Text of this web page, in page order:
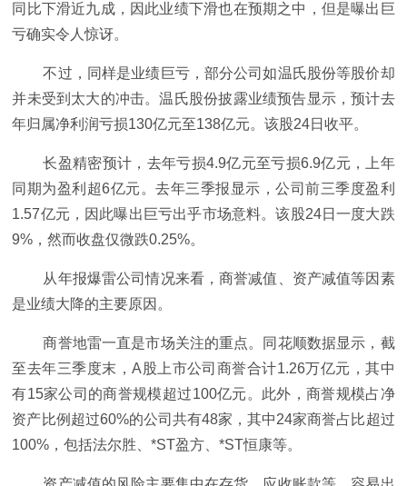
同比下滑近九成，因此业绩下滑也在预期之中，但是曝出巨
亏确实令人惊讶。
不过，同样是业绩巨亏，部分公司如温氏股份等股价却
并未受到太大的冲击。温氏股份披露业绩预告显示，预计去
年归属净利润亏损130亿元至138亿元。该股24日收平。
长盈精密预计，去年亏损4.9亿元至亏损6.9亿元，上年
同期为盈利超6亿元。去年三季报显示，公司前三季度盈利
1.57亿元，因此曝出巨亏出乎市场意料。该股24日一度大跌
9%，然而收盘仅微跌0.25%。
从年报爆雷公司情况来看，商誉减值、资产减值等因素
是业绩大降的主要原因。
商誉地雷一直是市场关注的重点。同花顺数据显示，截
至去年三季度末，A股上市公司商誉合计1.26万亿元，其中
有15家公司的商誉规模超过100亿元。此外，商誉规模占净
资产比例超过60%的公司共有48家，其中24家商誉占比超过
100%，包括法尔胜、*ST盈方、*ST恒康等。